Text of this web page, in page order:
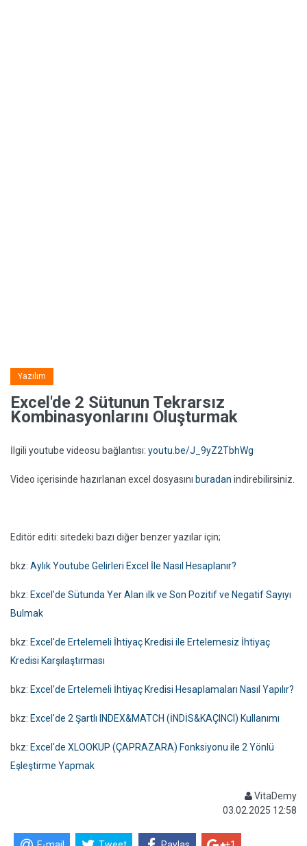
Yazılım
Excel'de 2 Sütunun Tekrarsız
Kombinasyonlarını Oluşturmak
İlgili youtube videosu bağlantısı: youtu.be/J_9yZ2TbhWg
Video içerisinde hazırlanan excel dosyasını buradan indirebilirsiniz.
Editör editi: sitedeki bazı diğer benzer yazılar için;
bkz: Aylık Youtube Gelirleri Excel İle Nasıl Hesaplanır?
bkz: Excel'de Sütunda Yer Alan ilk ve Son Pozitif ve Negatif Sayıyı
Bulmak
bkz: Excel'de Ertelemeli İhtiyaç Kredisi ile Ertelemesiz İhtiyaç
Kredisi Karşılaştırması
bkz: Excel'de Ertelemeli İhtiyaç Kredisi Hesaplamaları Nasıl Yapılır?
bkz: Excel'de 2 Şartlı INDEX&MATCH (İNDİS&KAÇINCI) Kullanımı
bkz: Excel'de XLOOKUP (ÇAPRAZARA) Fonksiyonu ile 2 Yönlü
Eşleştirme Yapmak
VitaDemy
03.02.2025 12:58